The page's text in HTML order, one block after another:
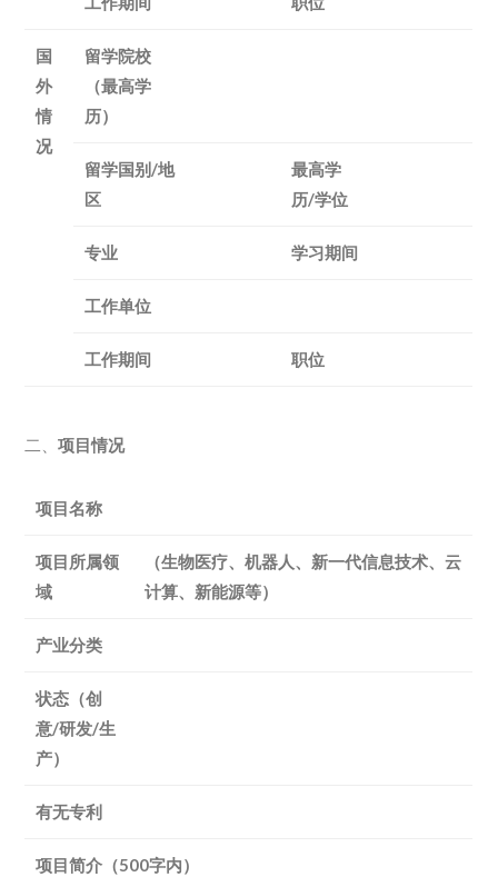
国
外
情
况
留学院校
（最高学
历）
留学国别/地
区
最高学
历/学位
专业 学习期间
工作单位
工作期间 职位
二、项目情况
项目名称
项目所属领
域
（生物医疗、机器人、新一代信息技术、云
计算、新能源等）
产业分类
状态（创
意/研发/生
产）
有无专利
项目简介（500字内）